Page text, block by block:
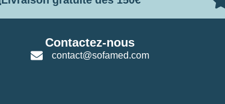
Contactez-nous
contact@sofamed.com